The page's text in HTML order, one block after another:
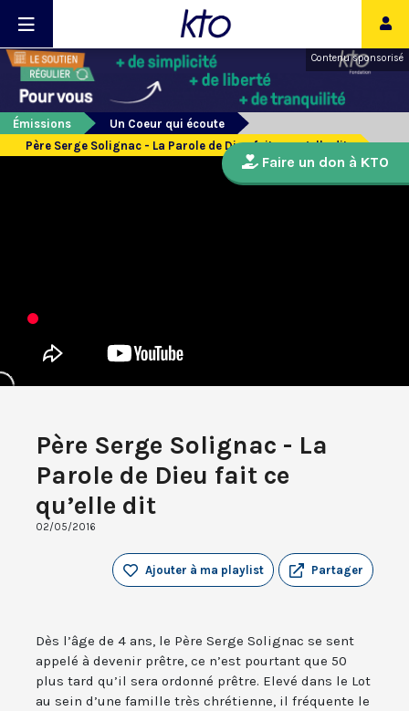
Contenu sponsorisé
Émissions
Un Coeur qui écoute
Père Serge Solignac - La Parole de Dieu fait ce qu’elle dit
Père Serge Solignac - La
Parole de Dieu fait ce
qu’elle dit
02/05/2016
Partager
Ajouter à ma playlist
Dès l’âge de 4 ans, le Père Serge Solignac se sent
appelé à devenir prêtre, ce n’est pourtant que 50
plus tard qu’il sera ordonné prêtre. Elevé dans le Lot
au sein d’une famille très chrétienne, il fréquente le
Faire un don à KTO